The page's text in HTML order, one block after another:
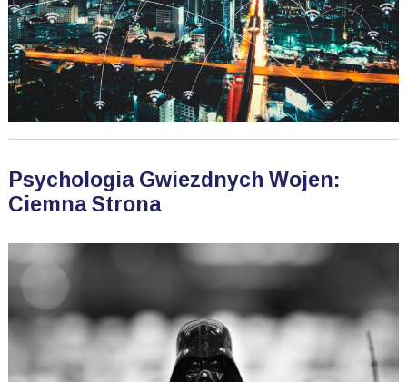
Psychologia Gwiezdnych Wojen:
Ciemna Strona